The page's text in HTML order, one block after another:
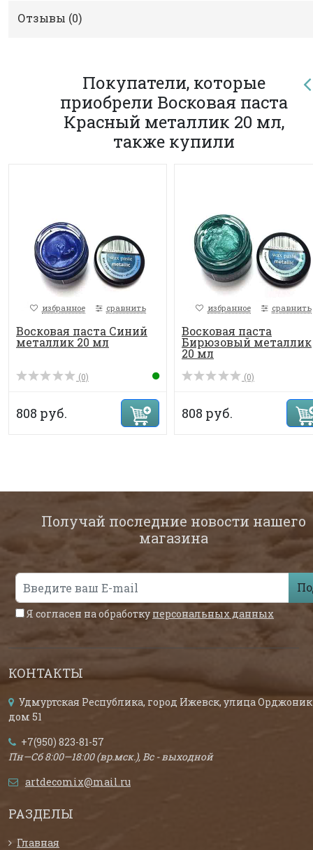
Отзывы (0)
Покупатели, которые
приобрели Восковая паста
Красный металлик 20 мл,
также купили
избранное сравнить
Восковая паста Синий
металлик 20 мл
(0)
808 руб.
избранное сравнить
Восковая паста
Бирюзовый металлик
20 мл
(0)
808 руб.
Получай последние новости нашего
магазина
Я согласен на обработку персональных данных
КОНТАКТЫ
Удмуртская Республика, город Ижевск, улица
дом 51
+7(950) 823-81-57
Пн—Сб 8:00—18:00 (вр.мск.), Вс - выходной
artdecomix@mail.ru
РАЗДЕЛЫ
Главная